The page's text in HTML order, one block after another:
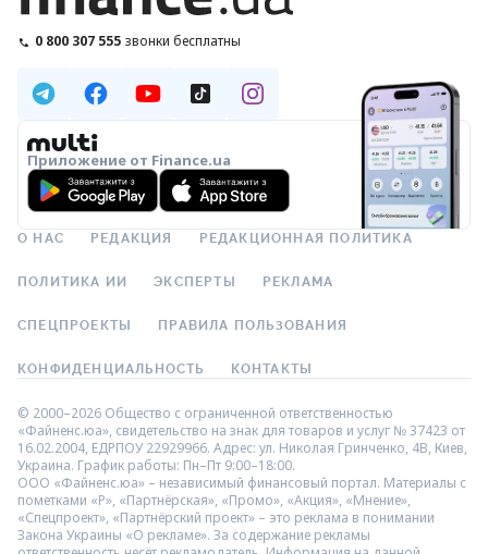
0 800 307 555 звонки бесплатны
Приложение от Finance.ua
О НАС РЕДАКЦИЯ РЕДАКЦИОННАЯ ПОЛИТИКА
ПОЛИТИКА ИИ ЭКСПЕРТЫ РЕКЛАМА
СПЕЦПРОЕКТЫ ПРАВИЛА ПОЛЬЗОВАНИЯ
КОНФИДЕНЦИАЛЬНОСТЬ КОНТАКТЫ
© 2000–2026 Общество с ограниченной ответственностью
«Файненс.юа», свидетельство на знак для товаров и услуг № 37423 от
16.02.2004, ЕДРПОУ 22929966. Адрес: ул. Николая Гринченко, 4В, Киев,
Украина. График работы: Пн–Пт 9:00–18:00.
ООО «Файненс.юа» – независимый финансовый портал. Материалы с
пометками «Р», «Партнёрская», «Промо», «Акция», «Мнение»,
«Спецпроект», «Партнёрский проект» – это реклама в понимании
Закона Украины «О рекламе». За содержание рекламы